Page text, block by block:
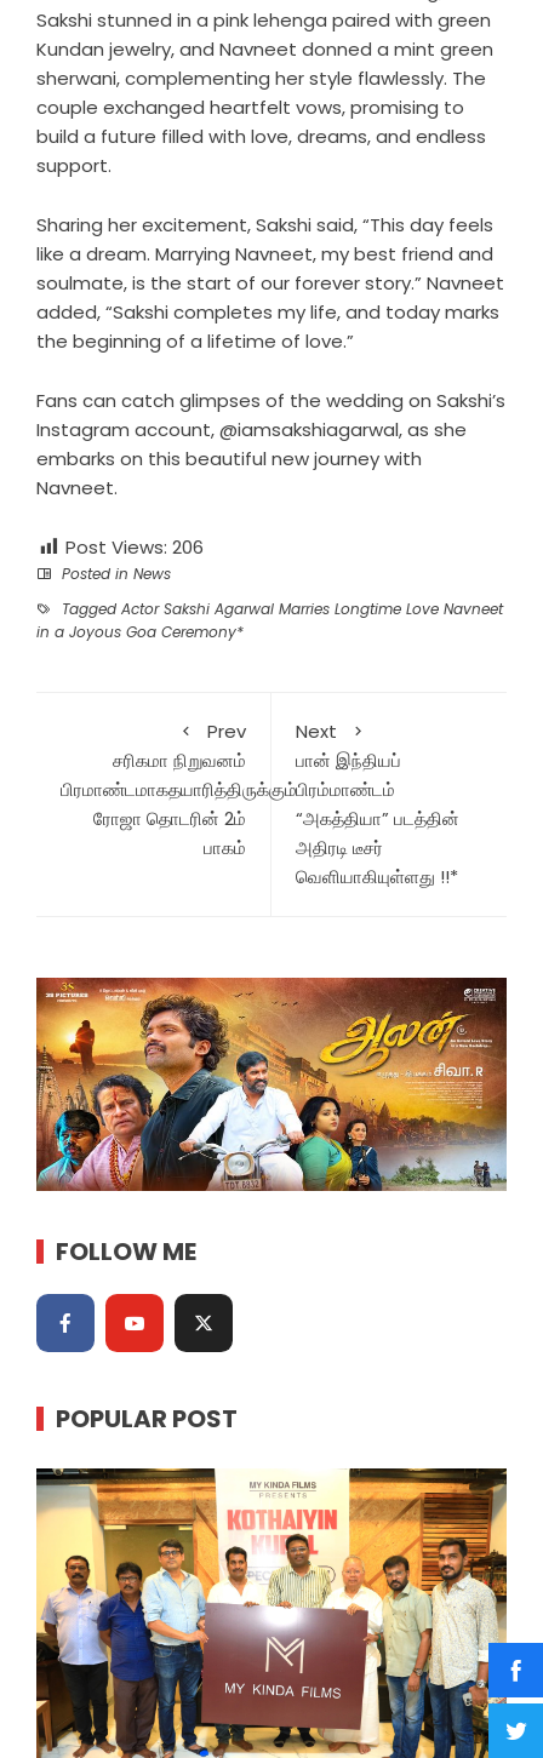
Sakshi stunned in a pink lehenga paired with green
Kundan jewelry, and Navneet donned a mint green
sherwani, complementing her style flawlessly. The
couple exchanged heartfelt vows, promising to
build a future filled with love, dreams, and endless
support.
Sharing her excitement, Sakshi said, “This day feels
like a dream. Marrying Navneet, my best friend and
soulmate, is the start of our forever story.” Navneet
added, “Sakshi completes my life, and today marks
the beginning of a lifetime of love.”
Fans can catch glimpses of the wedding on Sakshi’s
Instagram account, @iamsakshiagarwal, as she
embarks on this beautiful new journey with
Navneet.
Post Views: 206
Posted in News
Tagged Actor Sakshi Agarwal Marries Longtime Love Navneet
in a Joyous Goa Ceremony*
Prev
சரிகமா நிறுவனம்
பிரமாண்டமாகதயாரித்திருக்கும்
ரோஜா தொடரின் 2ம்
பாகம்
Next
பான் இந்தியப்
பிரம்மாண்டம்
“அகத்தியா” படத்தின்
அதிரடி டீசர்
வெளியாகியுள்ளது !!*
FOLLOW ME
POPULAR POST